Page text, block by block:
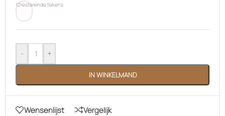
12resterende tekens
- +
IN WINKELMAND
Wensenlijst Vergelijk